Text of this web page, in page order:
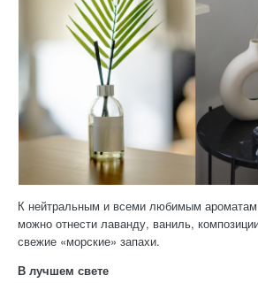
К нейтральным и всеми любимым
можно отнести лаванду, ваниль,
свежие «морские» запахи.
В лучшем свете